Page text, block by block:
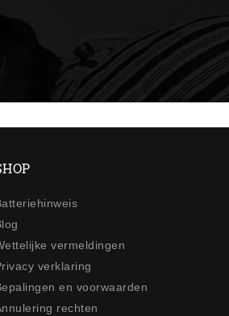
vermeldingen
verklaring
en voorwaarden
rechten